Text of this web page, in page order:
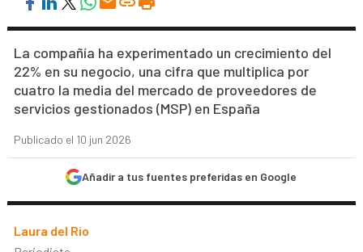
La compañía ha experimentado un crecimiento del
22% en su negocio, una cifra que multiplica por
cuatro la media del mercado de proveedores de
servicios gestionados (MSP) en España
Publicado el 10 jun 2026
Añadir a tus fuentes preferidas en Google
Laura del Río